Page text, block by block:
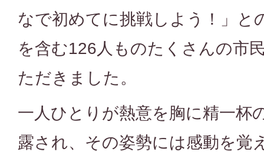
なで初めてに挑戦しよう！」と
を含む126人ものたくさんの市
ただきました。
一人ひとりが熱意を胸に精一杯
露され、その姿勢には感動を覚